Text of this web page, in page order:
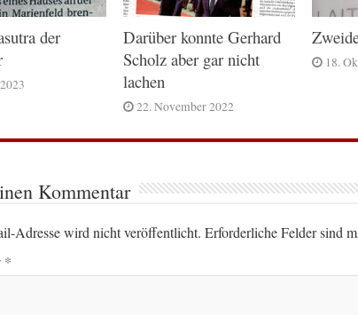
der
Darüber konnte Gerhard
Scholz aber gar nicht
lachen
22. November 2022
18.
Kommentar
Adresse wird nicht veröffentlicht. Erforderliche Felder sind
*